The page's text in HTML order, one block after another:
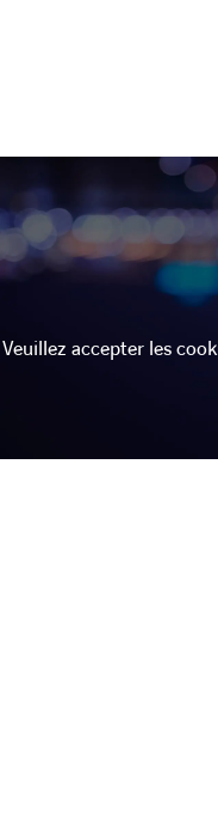
Veuillez accepter les